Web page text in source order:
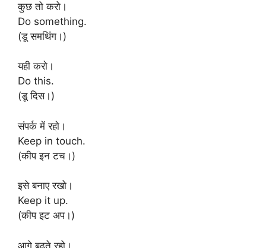
कुछ तो करो।
Do something.
(डू समथिंग।)
यही करो।
Do this.
(डू दिस।)
संपर्क में रहो।
Keep in touch.
(कीप इन टच।)
इसे बनाए रखो।
Keep it up.
(कीप इट अप।)
आगे बढ़ते रहो।